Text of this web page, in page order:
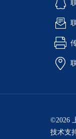
©2026
技术支